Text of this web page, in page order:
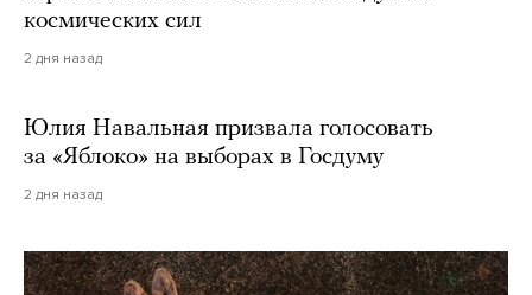
космических сил
2 дня назад
Юлия Навальная призвала голосовать
за «Яблоко» на выборах в Госдуму
2 дня назад